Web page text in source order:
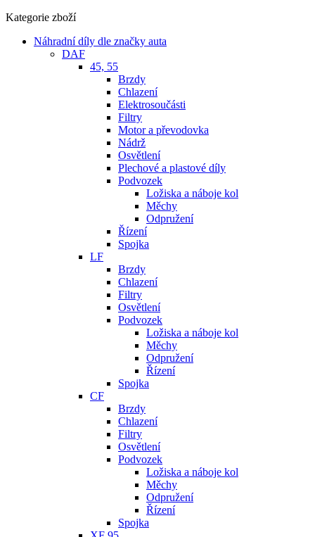
Kategorie zboží
Náhradní díly dle značky auta
DAF
45, 55
Brzdy
Chlazení
Elektrosoučásti
Filtry
Motor a převodovka
Nádrž
Osvětlení
Plechové a plastové díly
Podvozek
Ložiska a náboje kol
Měchy
Odpružení
Řízení
Spojka
LF
Brzdy
Chlazení
Filtry
Osvětlení
Podvozek
Ložiska a náboje kol
Měchy
Odpružení
Řízení
Spojka
CF
Brzdy
Chlazení
Filtry
Osvětlení
Podvozek
Ložiska a náboje kol
Měchy
Odpružení
Řízení
Spojka